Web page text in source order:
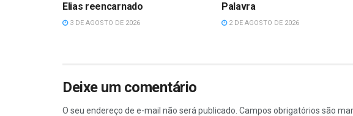
Elias reencarnado
3 DE AGOSTO DE 2026
Palavra
2 DE AGOSTO DE 2026
Deixe um comentário
O seu endereço de e-mail não será publicado. Campos obrigatórios são